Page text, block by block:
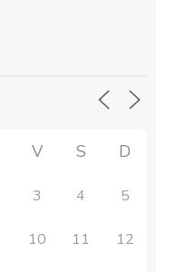
V S D
3 4 5
10 11 12